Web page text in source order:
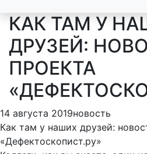
КАК ТАМ У
ДРУЗЕЙ:
ПРОЕКТА
14 августа 2019новость
Как там у наших друзей:
«Дефектоскопист.ру»